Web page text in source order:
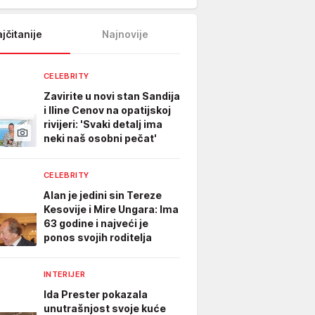
Najnovije
CELEBRITY
Zavirite u novi stan Sandija
i Iline Cenov na opatijskoj
rivijeri: 'Svaki detalj ima
neki naš osobni pečat'
CELEBRITY
Alan je jedini sin Tereze
Kesovije i Mire Ungara: Ima
63 godine i najveći je
ponos svojih roditelja
INTERIJER
Ida Prester pokazala
unutrašnjost svoje kuće